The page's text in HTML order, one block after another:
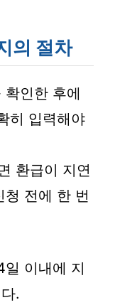
의 절차
확인한 후에
히 입력해야
환급이 지연
전에 한 번
이내에 지
.